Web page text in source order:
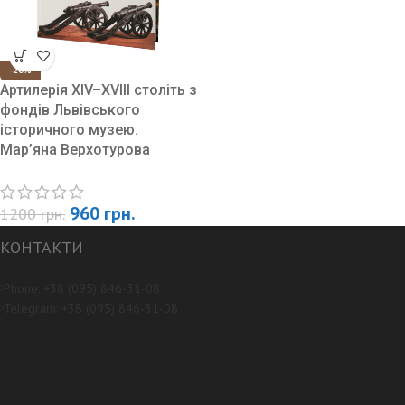
-20%
Артилерія XIV–XVIII століть з
фондів Львівського
історичного музею.
Мар’яна Верхотурова
1200грн. 960 грн.
КОНТАКТИ